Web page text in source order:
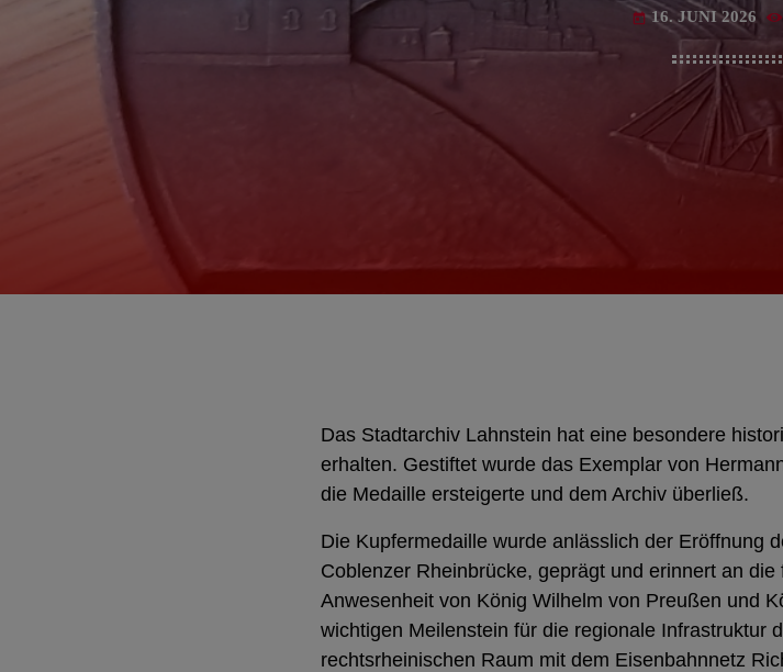
today 16. JUNI 2026
Das Stadtarchiv Lahnstein hat eine besondere
erhalten. Gestiftet wurde das Exemplar von
die Medaille ersteigerte und dem Archiv überließ.
Die Kupfermedaille wurde anlässlich der Eröffnung
Coblenzer Rheinbrücke, geprägt und erinnert an
Anwesenheit von König Wilhelm von Preußen und
wichtigen Meilenstein für die regionale Infrastruktur
rechtsrheinischen Raum mit dem Eisenbahnnetz